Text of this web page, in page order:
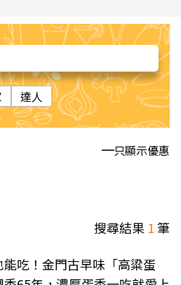
達人
只顯示優惠
搜尋結果 1筆
能吃！金門古早味「高粱蛋